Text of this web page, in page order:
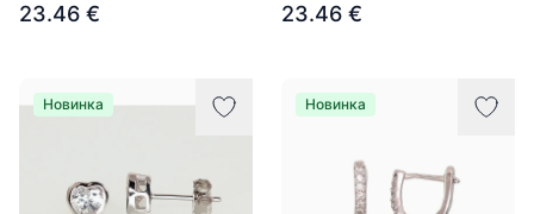
23.46 € 23.46 €
Новинка Новинка